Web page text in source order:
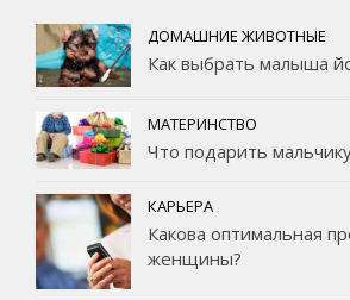
ДОМАШНИЕ ЖИВОТНЫЕ
Как выбрать малыша
МАТЕРИНСТВО
Что подарить
КАРЬЕРА
Какова оптимальная
женщины?